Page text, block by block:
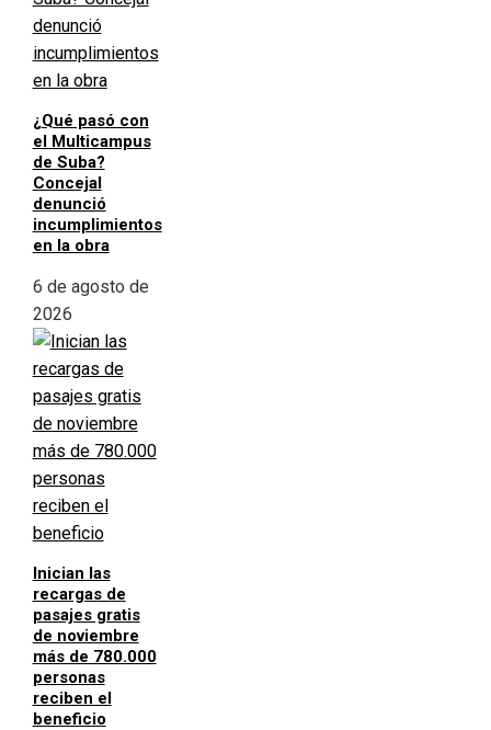
¿Qué pasó con
el Multicampus
de Suba?
Concejal
denunció
incumplimientos
en la obra
6 de agosto de
2026
Inician las
recargas de
pasajes gratis
de noviembre
más de 780.000
personas
reciben el
beneficio